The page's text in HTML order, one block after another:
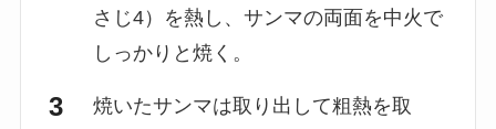
さじ4）を熱し、サンマの両面を中火で
しっかりと焼く。
焼いたサンマは取り出して粗熱を取